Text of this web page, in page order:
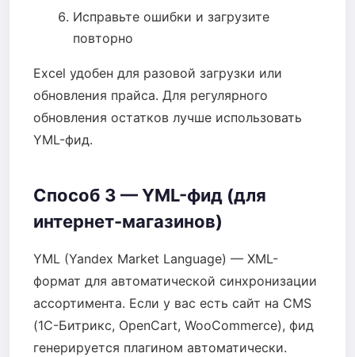
Исправьте ошибки и загрузите
повторно
Excel удобен для разовой загрузки или
обновления прайса. Для регулярного
обновления остатков лучше использовать
YML-фид.
Способ 3 — YML-фид (для
интернет-магазинов)
YML (Yandex Market Language) — XML-
формат для автоматической синхронизации
ассортимента. Если у вас есть сайт на CMS
(1С-Битрикс, OpenCart, WooCommerce), фид
генерируется плагином автоматически.